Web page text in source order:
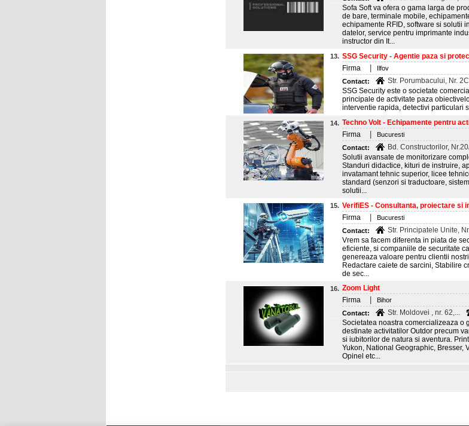
Sofa Soft va ofera o gama larga de
de bare, terminale mobile,
echipamente RFID, software si solutii
datelor, service pentru imprimante
instructor din It...
13. SSG Security - Agentie paza si
Firma
Ilfov
Contact:
Str. Porumbacului, Nr.
SSG Security este o societate
principale de activitate paza
interventie rapida, detectivi particulari
14. Techno Volt - Echipamente pentru
Firma
Bucuresti
Contact:
Bd. Constructorilor,
Solutii avansate de monitorizare
Standuri didactice, kituri de instruire,
invatamant tehnic superior, licee
standard (senzori si traductoare,
solutii...
15. VerifiES - Consultanta, proiectare si
Firma
Bucuresti
Contact:
Str. Principatele Unite,
Vrem sa facem diferenta in piata de
eficiente, si companiile de securitate
genereaza valoare pentru clientii
Redactare caiete de sarcini, Stabilire
de sec...
16. Zoom Light
Firma
Bihor
Contact:
Str. Moldovei , nr. 62,...
Societatea noastra comercializeaza o
destinate activitatilor Outdor precum
si iubitorilor de natura si aventura.
Yukon, National Geographic, Bresser,
Opinel etc...